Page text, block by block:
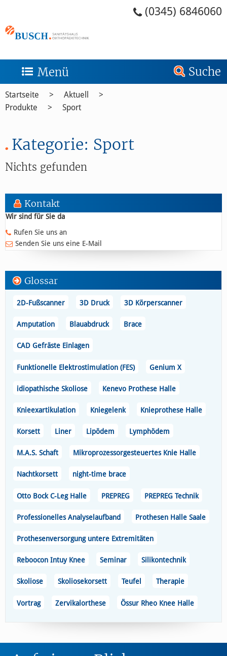
(0345) 6846060
Suche
Menü
Startseite
Aktuell
Produkte
Sport
Kategorie: Sport
Nichts gefunden
Kontakt
Wir sind für Sie da
Rufen Sie uns an
Senden Sie uns eine E-Mail
Glossar
2D-Fußscanner 3D Druck 3D Körperscanner
Amputation Blauabdruck Brace
CAD Gefräste Einlagen
Funktionelle Elektrostimulation (FES) Genium X
idiopathische Skoliose Kenevo Prothese Halle
Knieexartikulation Kniegelenk Knieprothese Halle
Korsett Liner Lipödem Lymphödem
M.A.S. Schaft Mikroprozessorgesteuertes Knie Halle
Nachtkorsett night-time brace
Otto Bock C-Leg Halle PREPREG PREPREG Technik
Professionelles Analyselaufband Prothesen Halle Saale
Prothesenversorgung untere Extremitäten
Reboocon Intuy Knee Seminar Silikontechnik
Skoliose Skoliosekorsett Teufel Therapie
Vortrag Zervikalorthese Össur Rheo Knee Halle